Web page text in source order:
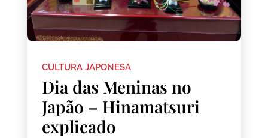
CULTURA JAPONESA
Dia das Meninas no
Japão – Hinamatsuri
explicado